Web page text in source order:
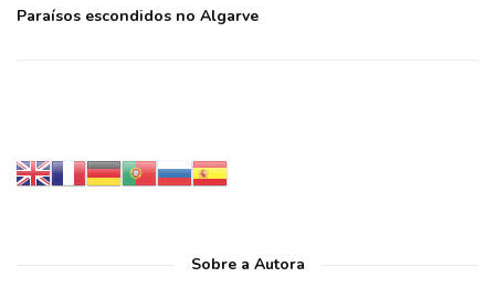
Paraísos escondidos no Algarve
Sobre a Autora